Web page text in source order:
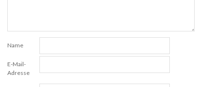
Name
E-Mail-
Adresse